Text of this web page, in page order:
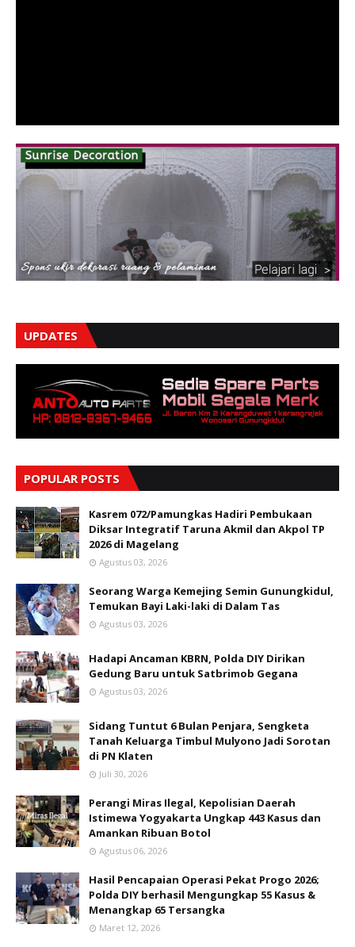
UPDATES
POPULAR POSTS
Kasrem 072/Pamungkas Hadiri Pembukaan
Diksar Integratif Taruna Akmil dan Akpol TP
2026 di Magelang
Agustus 03, 2026
Seorang Warga Kemejing Semin Gunungkidul,
Temukan Bayi Laki-laki di Dalam Tas
Agustus 03, 2026
Hadapi Ancaman KBRN, Polda DIY Dirikan
Gedung Baru untuk Satbrimob Gegana
Agustus 03, 2026
Sidang Tuntut 6 Bulan Penjara, Sengketa
Tanah Keluarga Timbul Mulyono Jadi Sorotan
di PN Klaten
Juli 30, 2026
Perangi Miras Ilegal, Kepolisian Daerah
Istimewa Yogyakarta Ungkap 443 Kasus dan
Amankan Ribuan Botol
Agustus 06, 2026
Hasil Pencapaian Operasi Pekat Progo 2026;
Polda DIY berhasil Mengungkap 55 Kasus &
Menangkap 65 Tersangka
Maret 12, 2026